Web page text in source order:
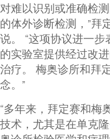
对难以识别或准确检
的体外诊断检测，”拜
说。 “这项协议进一
的实验室提供经过改
治疗。 梅奥诊所和拜
念。”
“多年来，拜定赛和梅
技术，尤其是在单克